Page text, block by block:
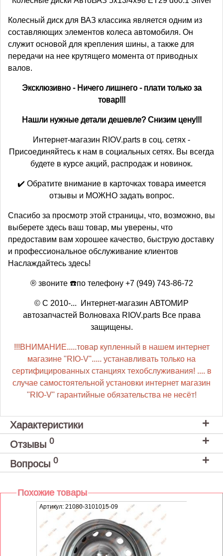
Колесный диск для ВАЗ классика является одним из
составляющих элементов колеса автомобиля. Он
служит основой для крепления шины, а также для
передачи на нее крутящего момента от приводных
валов.
Эксклюзивно - Ничего лишнего - плати только за
товар!!!
Нашли нужные детали дешевле? Снизим цену!!!
Интернет-магазин RIOV.parts в соц. сетях -
Присоединяйтесь к нам в социальных сетях. Вы всегда
будете в курсе акций, распродаж и новинок.
✔️ Обратите внимание в карточках товара имеется
отзывы и МОЖНО задать вопрос.
Спасибо за просмотр этой страницы, что, возможно, вы
выберете здесь ваш товар, мы уверены, что
предоставим вам хорошее качество, быструю доставку
и профессиональное обслуживание клиентов
Наслаждайтесь здесь!
® звоните ☎️по телефону +7 (949) 743-86-72
© С 2010-... Интернет-магазин АВТОМИР
автозапчастей Волноваха RIOV.parts Все права
защищены.
!!!ВНИМАНИЕ.....товар купленный в нашем интернет
магазине "RIO-V"..... устанавливать только на
сертифицированных станциях техобслуживания! .... в
случае самостоятельной установки интернет магазин
"RIO-V" гарантийные обязательства не несёт!
Характеристики
Отзывы 0
Вопросы 0
Похожие товары
Артикул: 21080-3101015-09